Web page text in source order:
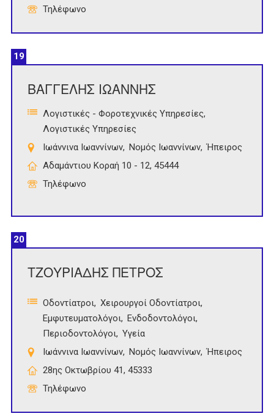
Τηλέφωνο
19
ΒΑΓΓΕΛΗΣ ΙΩΑΝΝΗΣ
Λογιστικές - Φοροτεχνικές Υπηρεσίες
Λογιστικές Υπηρεσίες
Ιωάννινα Ιωαννίνων
Νομός Ιωαννίνων Ήπειρος
Αδαμάντιου Κοραή 10 - 12, 45444
Τηλέφωνο
20
ΤΖΟΥΡΙΑΔΗΣ ΠΕΤΡΟΣ
Οδοντίατροι Χειρουργοί Οδοντίατροι
Εμφυτευματολόγοι
Ενδοδοντολόγοι
Περιοδοντολόγοι Υγεία
Ιωάννινα Ιωαννίνων
Νομός Ιωαννίνων Ήπειρος
28ης Οκτωβρίου 41, 45333
Τηλέφωνο